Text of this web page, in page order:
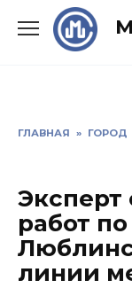
ГЛАВНАЯ » ГОРОД
Эксперт
работ
линии